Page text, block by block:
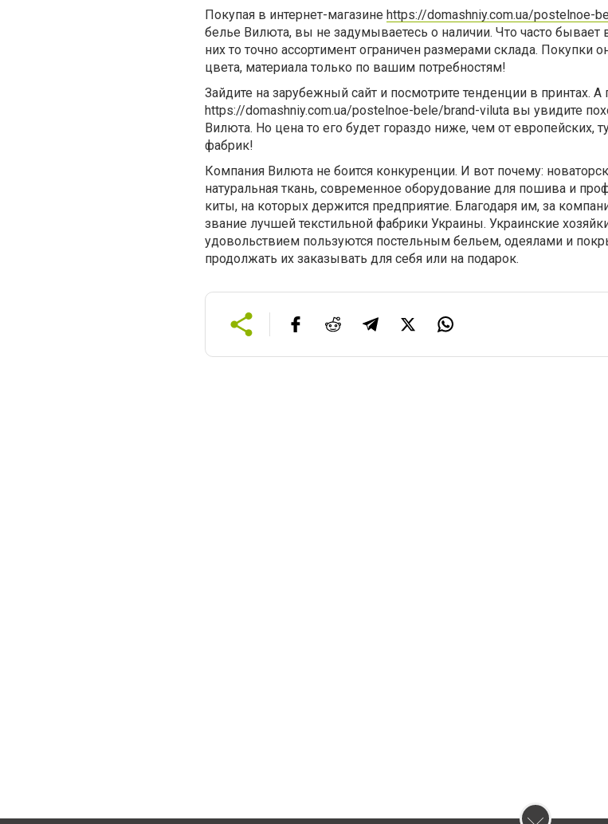
Покупая в интернет-магазине https://domashniy.com.ua/postelnoe-
белье Вилюта, вы не задумываетесь о наличии. Что часто бывает
них то точно ассортимент ограничен размерами склада. Покупки
цвета, материала только по вашим потребностям!
Зайдите на зарубежный сайт и посмотрите тенденции в принтах. А
https://domashniy.com.ua/postelnoe-bele/brand-viluta вы увидите
Вилюта. Но цена то его будет гораздо ниже, чем от европейских,
фабрик!
Компания Вилюта не боится конкуренции. И вот почему:
натуральная ткань, современное оборудование для пошива и
киты, на которых держится предприятие. Благодаря им, за
звание лучшей текстильной фабрики Украины. Украинские
удовольствием пользуются постельным бельем, одеялами и
продолжать их заказывать для себя или на подарок.